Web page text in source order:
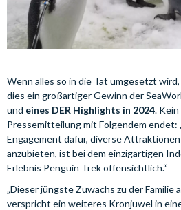
Wenn alles so in die Tat umgesetzt
dies ein großartiger Gewinn der
und eines DER Highlights in 2024.
Pressemitteilung mit Folgendem endet:
Engagement dafür, diverse Attraktionen
anzubieten, ist bei dem einzigartigen
Erlebnis Penguin Trek offensichtlich.“
„Dieser jüngste Zuwachs zu der Familie
verspricht ein weiteres Kronjuwel in